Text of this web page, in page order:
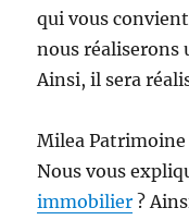
qui vous
nous
Ainsi, il sera
Milea
Nous vous
immobilier ?